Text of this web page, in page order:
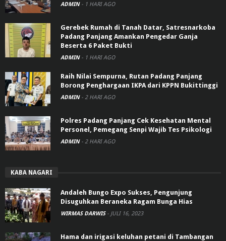
ADMIN - 1 HARI AGO
Gerebek Rumah di Tanah Datar, Satresnarkoba
Padang Panjang Amankan Pengedar Ganja
Beserta 6 Paket Bukti
ADMIN - 1 HARI AGO
Raih Nilai Sempurna, Rutan Padang Panjang
Borong Penghargaan IKPA dari KPPN Bukittinggi
ADMIN - 2 HARI AGO
Polres Padang Panjang Cek Kesehatan Mental
Personel, Pemegang Senpi Wajib Tes Psikologi
ADMIN - 2 HARI AGO
KABA NAGARI
Andaleh Bungo Expo Sukses, Pengunjung
Disuguhkan Beraneka Ragam Bunga Hias
WIRMAS DARWIS - JULI 16, 2023
Hama dan irigasi keluhan petani di Tambangan